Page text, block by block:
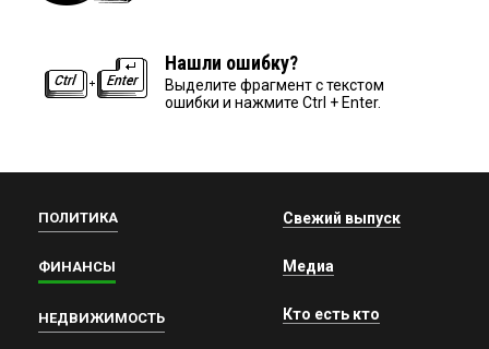
Нашли ошибку?
Выделите фрагмент с текстом
ошибки и нажмите Ctrl + Enter.
ПОЛИТИКА
ФИНАНСЫ
НЕДВИЖИМОСТЬ
Свежий выпуск
Медиа
Кто есть кто